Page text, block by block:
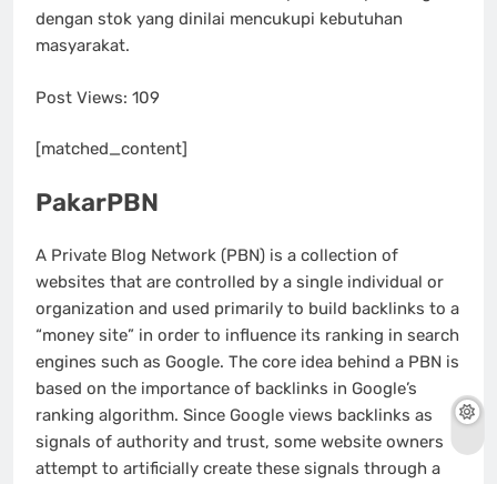
dengan stok yang dinilai mencukupi kebutuhan
masyarakat.
Post Views: 109
[matched_content]
PakarPBN
A Private Blog Network (PBN) is a collection of
websites that are controlled by a single individual or
organization and used primarily to build backlinks to a
“money site” in order to influence its ranking in search
engines such as Google. The core idea behind a PBN is
based on the importance of backlinks in Google’s
ranking algorithm. Since Google views backlinks as
signals of authority and trust, some website owners
attempt to artificially create these signals through a